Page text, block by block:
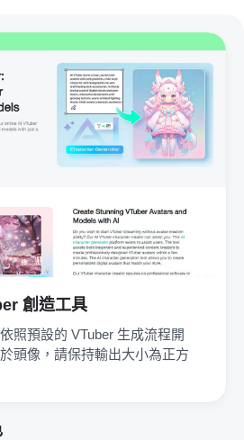
創造工具
照預設的 VTuber 生成流程開
頭像，請保持輸出大小為正方